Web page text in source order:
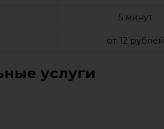
5 минут
от 12 рублей
услуги